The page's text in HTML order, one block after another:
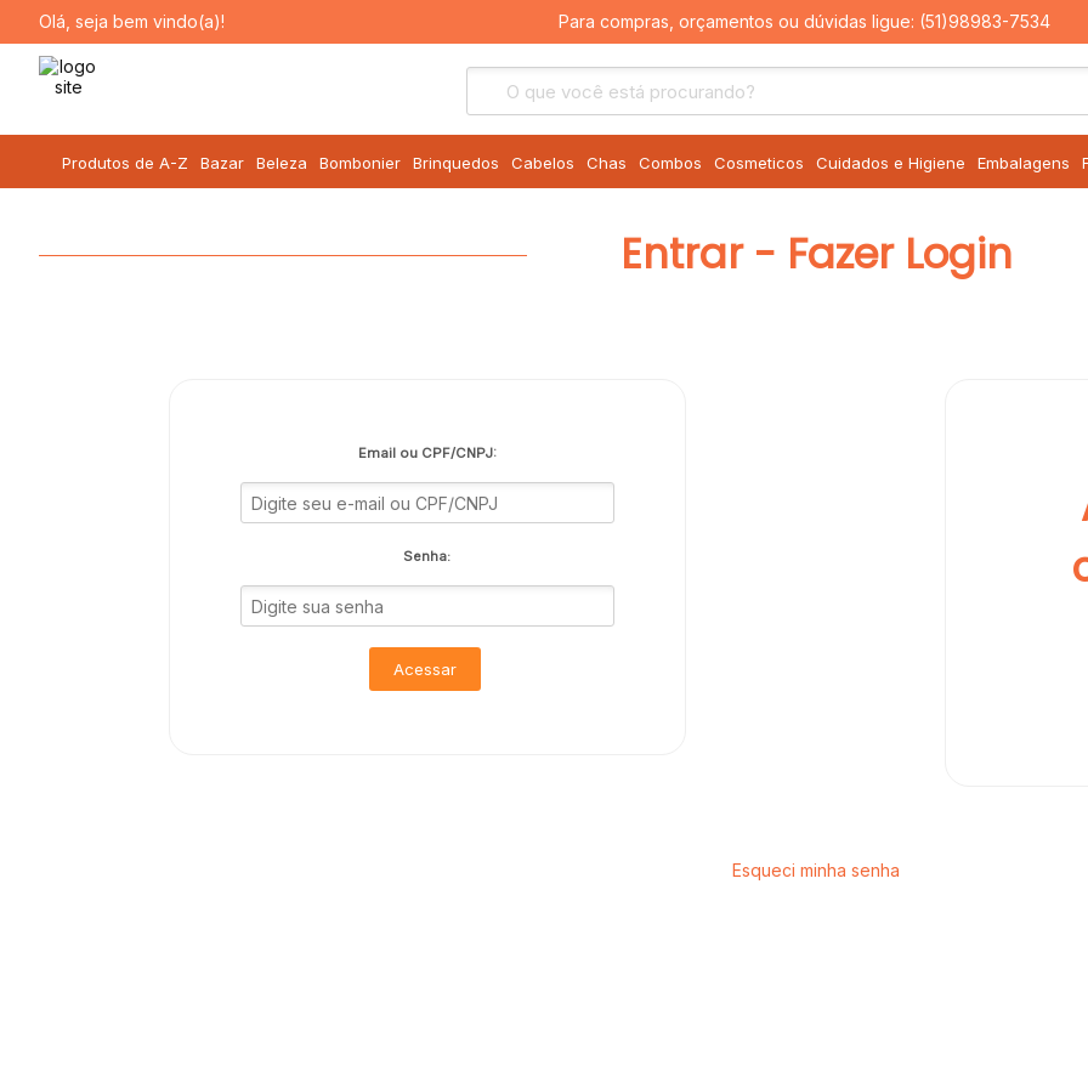
Olá, seja bem vindo(a)! Para compras, orçamentos ou dúvidas ligue: (51)98983-7534
Produtos de A-Z Bazar Beleza Bombonier Brinquedos Cabelos Chas Combos Cosmeticos Cuidados e Higiene Embalagens
Entrar - Fazer Login
Email ou CPF/CNPJ:
Senha:
Acessar
Esqueci minha senha